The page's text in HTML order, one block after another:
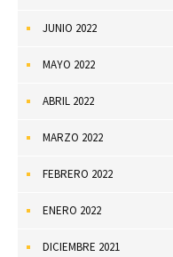
JUNIO 2022
MAYO 2022
ABRIL 2022
MARZO 2022
FEBRERO 2022
ENERO 2022
DICIEMBRE 2021